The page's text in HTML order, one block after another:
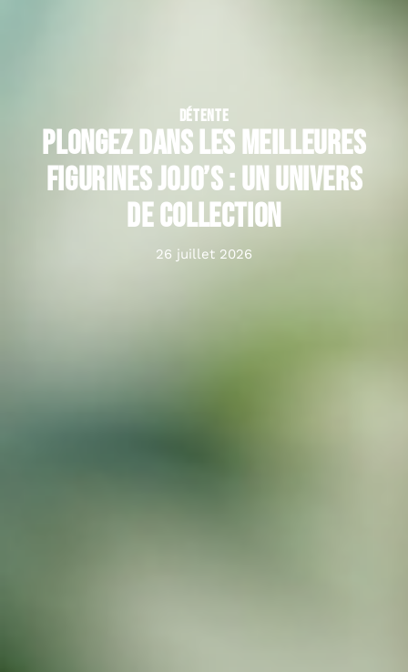
DÉTENTE
Plongez dans les meilleures
figurines JoJo’s : un univers
de collection
26 juillet 2026